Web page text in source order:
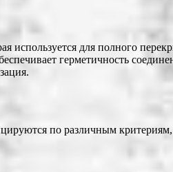
используется для полного
герметичность
по различным